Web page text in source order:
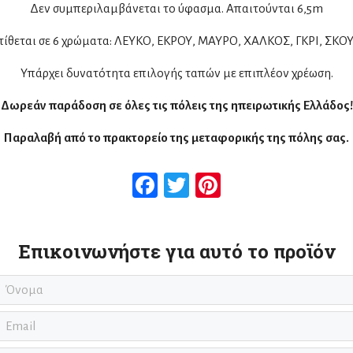
Δεν συμπεριλαμβάνεται το ύφασμα. Απαιτούνται 6,5m
σε 6 χρώματα: ΛΕΥΚΟ, ΕΚΡΟΥ, ΜΑΥΡΟ, ΧΑΛΚΟΣ, ΓΚΡΙ,
Υπάρχει δυνατότητα επιλογής ταπών με επιπλέον χρέωση.
Δωρεάν παράδοση σε όλες τις πόλεις της ηπειρωτικής Ελλάδος!
Παραλαβή από το πρακτορείο της μεταφορικής της πόλης σας.
Facebook
Twitter
Επικοινωνήστε για αυτό το προϊόν